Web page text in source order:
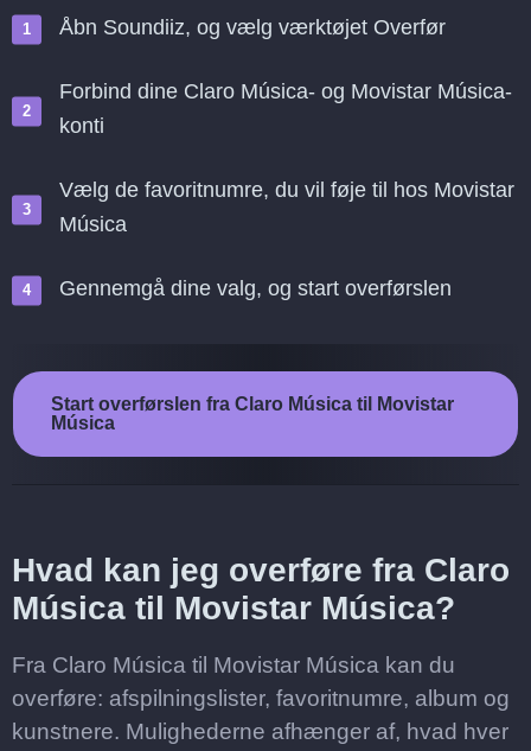
Åbn Soundiiz, og vælg værktøjet Overfør
Forbind dine Claro Música- og Movistar Música-
konti
Vælg de favoritnumre, du vil føje til hos Movistar
Música
Gennemgå dine valg, og start overførslen
Start overførslen fra Claro Música til Movistar
Música
Hvad kan jeg overføre fra Claro
Música til Movistar Música?
Fra Claro Música til Movistar Música kan du
overføre: afspilningslister, favoritnumre, album og
kunstnere. Mulighederne afhænger af, hvad hver